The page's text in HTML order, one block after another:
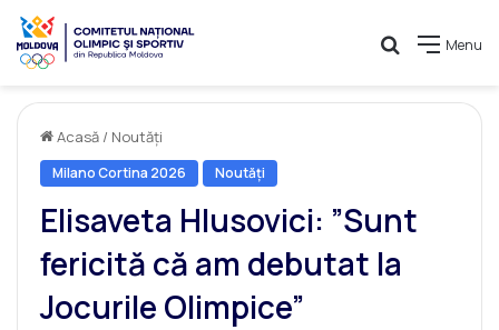
Menu
Caută
Acasă / Noutăți
Milano Cortina 2026 Noutăți
Elisaveta Hlusovici: ”Sunt
fericită că am debutat la
Jocurile Olimpice”